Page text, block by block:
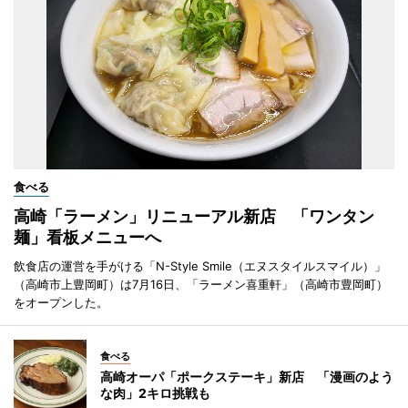
食べる
高崎「ラーメン」リニューアル新店 「ワンタン
麺」看板メニューへ
飲食店の運営を手がける「N-Style Smile（エヌスタイルスマイル）」
（高崎市上豊岡町）は7月16日、「ラーメン喜重軒」（高崎市豊岡町）
をオープンした。
食べる
高崎オーパ「ポークステーキ」新店 「漫画のよう
な肉」2キロ挑戦も